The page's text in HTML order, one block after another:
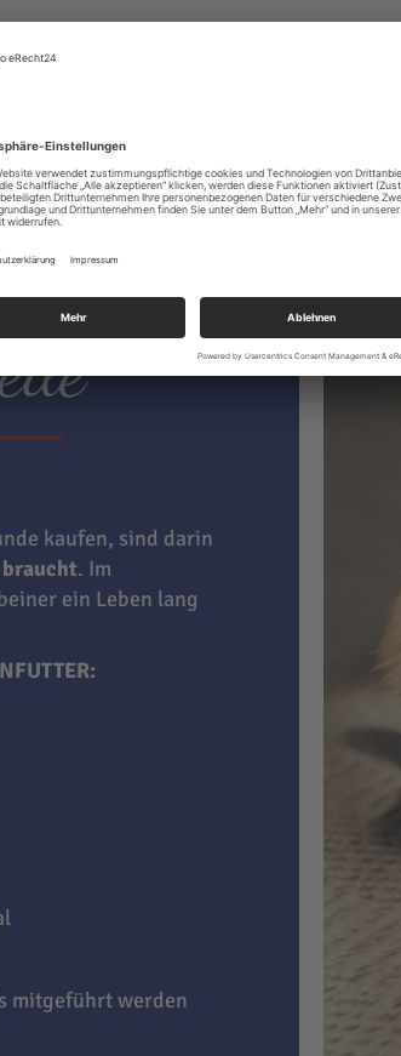
hat
kaufen, sind darin
. Im
ein Leben lang
mitgeführt werden